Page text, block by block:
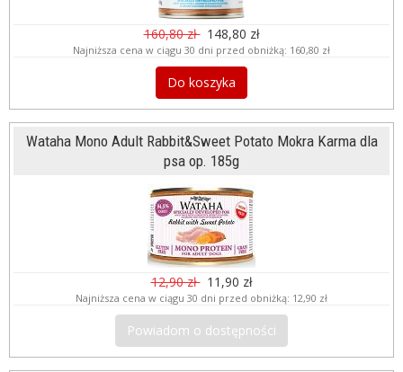
160,80 zł 148,80 zł
Najniższa cena w ciągu 30 dni przed obniżką: 160,80 zł
Do koszyka
Wataha Mono Adult Rabbit&Sweet Potato Mokra Karma dla
psa op. 185g
12,90 zł 11,90 zł
Najniższa cena w ciągu 30 dni przed obniżką: 12,90 zł
Powiadom o dostępności